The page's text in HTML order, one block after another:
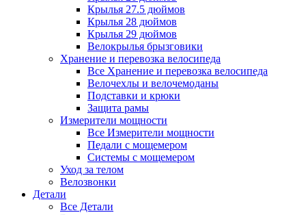
Крылья 27.5 дюймов
Крылья 28 дюймов
Крылья 29 дюймов
Велокрылья брызговики
Хранение и перевозка велосипеда
Все Хранение и перевозка велосипеда
Велочехлы и велочемоданы
Подставки и крюки
Защита рамы
Измерители мощности
Все Измерители мощности
Педали с мощемером
Системы с мощемером
Уход за телом
Велозвонки
Детали
Все Детали